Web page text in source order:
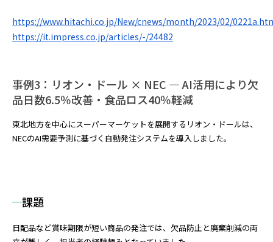
https://www.hitachi.co.jp/New/cnews/month/2023/02/
https://it.impress.co.jp/articles/-/24482
事例3：リオン・ドール × NEC ― AI活用により欠
品日数6.5％改善・食品ロス40％軽減
東北地方を中心にスーパーマーケットを展開するリオン・ドールは、
NECのAI需要予測に基づく自動発注システムを導入しました。
課題
日配品など賞味期限が短い商品の発注では、欠品防止と廃棄削減の両